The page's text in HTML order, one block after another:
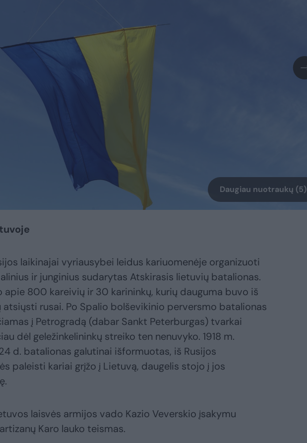
Daugiau nuotraukų (5)
laikinajai vyriausybei leidus kariuomenėje organizuoti
ir junginius sudarytas Atskirasis lietuvių batalionas.
apie 800 kareivių ir 30 karininkų, kurių dauguma buvo iš
atsiųsti rusai. Po Spalio bolševikinio perversmo batalionas
į Petrogradą (dabar Sankt Peterburgas) tvarkai
dėl geležinkelininkų streiko ten nenuvyko. 1918 m.
d. batalionas galutinai išformuotas, iš Rusijos
paleisti kariai grįžo į Lietuvą, daugelis stojo į jos
laisvės armijos vado Kazio Veverskio įsakymu
Karo lauko teismas.